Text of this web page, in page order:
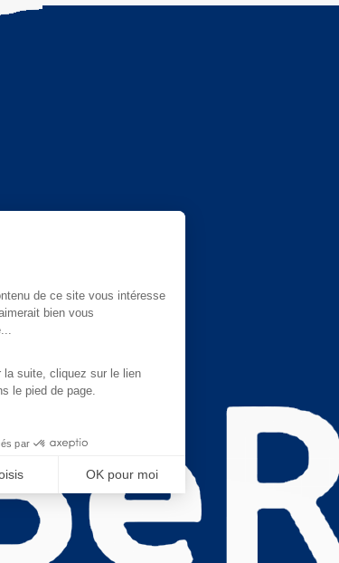
de ce site vous intéresse
bien vous
la suite, cliquez sur le lien
le pied de page.
par
OK pour moi
: Personnalisez vos Options
et de gérer vos paramètres de